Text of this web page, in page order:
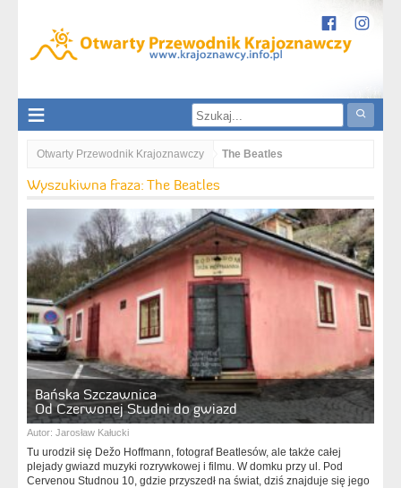
Otwarty Przewodnik Krajoznawczy The Beatles
Wyszukiwna fraza: The Beatles
Bańska Szczawnica
Od Czerwonej Studni do gwiazd
Autor: Jarosław Kałucki
Tu urodził się Dežo Hoffmann, fotograf Beatlesów, ale także całej
plejady gwiazd muzyki rozrywkowej i filmu. W domku przy ul. Pod
Cervenou Studnou 10, gdzie przyszedł na świat, dziś znajduje się jego